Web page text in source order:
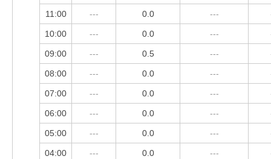
11:00 --- 0.0 ---
10:00 --- 0.0 ---
09:00 --- 0.5 ---
08:00 --- 0.0 ---
07:00 --- 0.0 ---
06:00 --- 0.0 ---
05:00 --- 0.0 ---
04:00 --- 0.0 ---